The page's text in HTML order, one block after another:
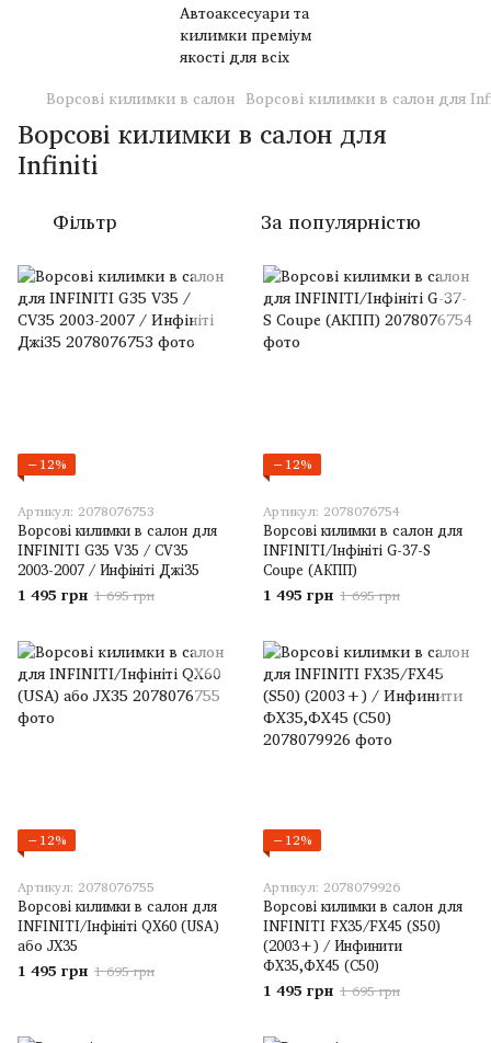
Ворсові килимки в салон Ворсові килимки в салон для
Ворсові килимки в салон для
Infiniti
Фільтр За популярністю
−12%
Артикул: 2078076753
Ворсові килимки в салон для
INFINITI G35 V35 / CV35
2003-2007 / Инфініті Джі35
1 495 грн 1 695 грн
−12%
Артикул: 2078076754
Ворсові килимки в салон для
INFINITI/Інфініті G-37-S
Coupe (АКПП)
1 495 грн 1 695 грн
−12%
Артикул: 2078076755
Ворсові килимки в салон для
INFINITI/Інфініті QX60 (USA)
або JX35
1 495 грн 1 695 грн
−12%
Артикул: 2078079926
Ворсові килимки в салон для
INFINITI FX35/FX45 (S50)
(2003+) / Инфинити
ФХ35,ФХ45 (С50)
1 495 грн 1 695 грн